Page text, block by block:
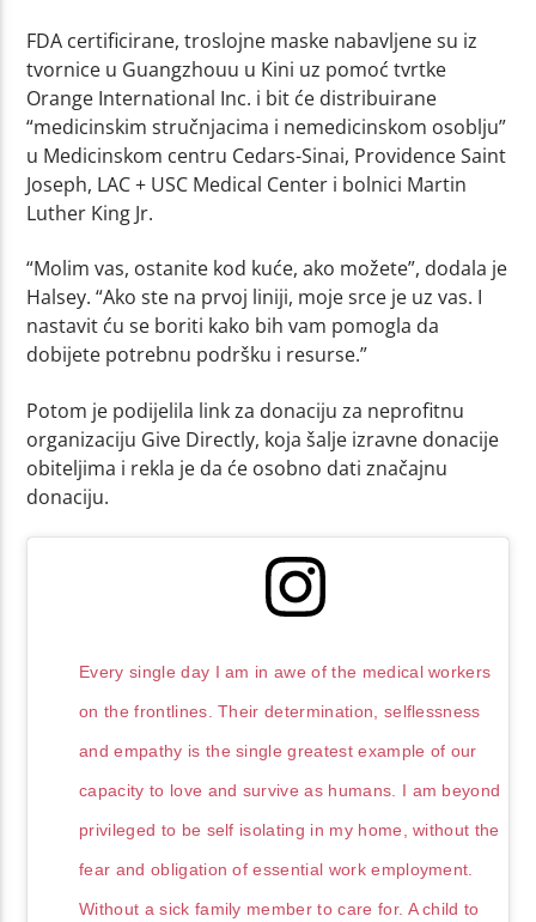
FDA certificirane, troslojne maske nabavljene su iz
tvornice u Guangzhouu u Kini uz pomoć tvrtke
Orange International Inc. i bit će distribuirane
“medicinskim stručnjacima i nemedicinskom osoblju”
u Medicinskom centru Cedars-Sinai, Providence Saint
Joseph, LAC + USC Medical Center i bolnici Martin
Luther King Jr.
“Molim vas, ostanite kod kuće, ako možete”, dodala je
Halsey. “Ako ste na prvoj liniji, moje srce je uz vas. I
nastavit ću se boriti kako bih vam pomogla da
dobijete potrebnu podršku i resurse.”
Potom je podijelila link za donaciju za neprofitnu
organizaciju Give Directly, koja šalje izravne donacije
obiteljima i rekla je da će osobno dati značajnu
donaciju.
Every single day I am in awe of the medical workers
on the frontlines. Their determination, selflessness
and empathy is the single greatest example of our
capacity to love and survive as humans. I am beyond
privileged to be self isolating in my home, without the
fear and obligation of essential work employment.
Without a sick family member to care for. A child to